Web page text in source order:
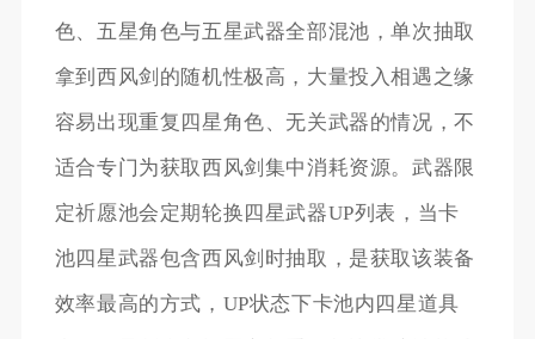
色、五星角色与五星武器全部混池，单次抽取
拿到西风剑的随机性极高，大量投入相遇之缘
容易出现重复四星角色、无关武器的情况，不
适合专门为获取西风剑集中消耗资源。武器限
定祈愿池会定期轮换四星武器UP列表，当卡
池四星武器包含西风剑时抽取，是获取该装备
效率最高的方式，UP状态下卡池内四星道具